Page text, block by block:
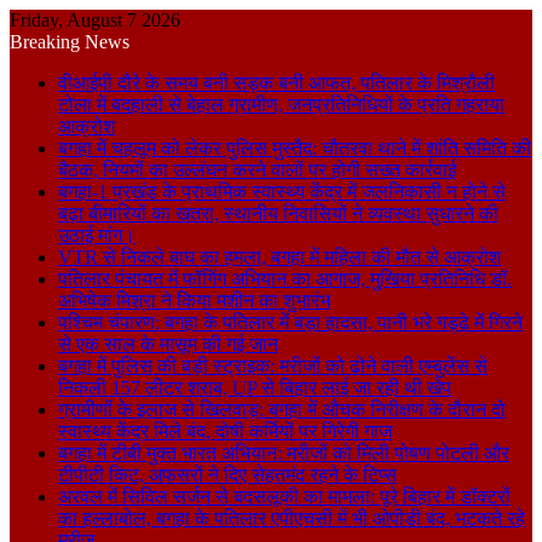
Friday, August 7 2026
Breaking News
वीआईपी दौरे के समय बनी सड़क बनी आफत, पतिलार के मिश्रौली
टोला में बदहाली से बेहाल ग्रामीण, जनप्रतिनिधियों के प्रति गहराया
आक्रोश
बगहा में चहलूम को लेकर पुलिस मुस्तैद: चौतरवा थाने में शांति समिति की
बैठक, नियमों का उल्लंघन करने वालों पर होगी सख्त कार्रवाई
बगहा-1 प्रखंड के प्राथमिक स्वास्थ्य केंद्र में जलनिकासी न होने से
बढ़ा बीमारियों का खतरा, स्थानीय निवासियों ने व्यवस्था सुधारने की
उठाई मांग।
VTR से निकले बाघ का हमला, बगहा में महिला की मौत से आक्रोश
पतिलार पंचायत में फॉगिंग अभियान का आगाज, मुखिया प्रतिनिधि डॉ.
अभिषेक मिश्रा ने किया मशीन का शुभारंभ
पश्चिम चंपारण: बगहा के पतिलार में बड़ा हादसा, पानी भरे गड्ढे में गिरने
से एक साल के मासूम की गई जान
बगहा में पुलिस की बड़ी स्ट्राइक: मरीजों को ढोने वाली एम्बुलेंस से
निकली 157 लीटर शराब, UP से बिहार लाई जा रही थी खेप
ग्रामीणों के इलाज से खिलवाड़: बगहा में औचक निरीक्षण के दौरान दो
स्वास्थ्य केंद्र मिले बंद, दोषी कर्मियों पर गिरेगी गाज
बगहा में टीबी मुक्त भारत अभियान: मरीजों को मिली पोषण पोटली और
टीपीटी किट, अफसरों ने दिए सेहतमंद रहने के टिप्स
अरवल में सिविल सर्जन से बदसलूकी का मामला: पूरे बिहार में डॉक्टरों
का हल्लाबोल, बगहा के पतिलार एपीएचसी में भी ओपीडी बंद, भटकते रहे